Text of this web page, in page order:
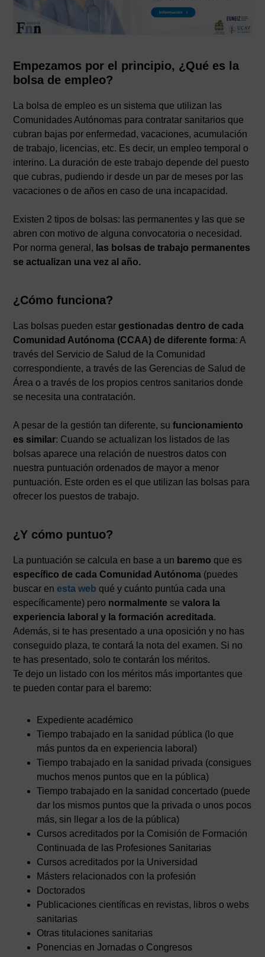
Empezamos por el principio, ¿Qué es la
bolsa de empleo?
La bolsa de empleo es un sistema que utilizan las
Comunidades Autónomas para contratar sanitarios que
cubran bajas por enfermedad, vacaciones, acumulación
de trabajo, licencias, etc. Es decir, un empleo temporal o
interino. La duración de este trabajo depende del puesto
que cubras, pudiendo ir desde un par de meses por las
vacaciones o de años en caso de una incapacidad.
Existen 2 tipos de bolsas: las permanentes y las que se
abren con motivo de alguna convocatoria o necesidad.
Por norma general, las bolsas de trabajo permanentes
se actualizan una vez al año.
¿Cómo funciona?
Las bolsas pueden estargestionadas dentro de cada
Comunidad Autónoma (CCAA) de diferente forma: A
través del Servicio de Salud de la Comunidad
correspondiente, a través de las Gerencias de Salud de
Área o a través de los propios centros sanitarios donde
se necesita una contratación.
A pesar de la gestión tan diferente, sufuncionamiento
es similar: Cuando se actualizan los listados de las
bolsas aparece una relación de nuestros datos con
nuestra puntuación ordenados de mayor a menor
puntuación. Este orden es el que utilizan las bolsas para
ofrecer los puestos de trabajo.
¿Y cómo puntuo?
La puntuación se calcula en base a un baremo que es
específico de cada Comunidad Autónoma (puedes
buscar enesta web qué y cuánto puntúa cada una
específicamente) pero normalmente sevalora la
experiencia laboral y la formación acreditada.
Además, si te has presentado a una oposición y no has
conseguido plaza, te contará la nota del examen. Si no
te has presentado, solo te contarán los méritos.
Te dejo un listado con los méritos más importantes que
te pueden contar para el baremo:
Expediente académico
Tiempo trabajado en la sanidad pública (lo que
más puntos da en experiencia laboral)
Tiempo trabajado en la sanidad privada (consigues
muchos menos puntos que en la pública)
Tiempo trabajado en la sanidad concertado (puede
dar los mismos puntos que la privada o unos pocos
más, sin llegar a los de la pública)
Cursos acreditados por la Comisión de Formación
Continuada de las Profesiones Sanitarias
Cursos acreditados por la Universidad
Másters relacionados con la profesión
Doctorados
Publicaciones científicas en revistas, libros o webs
sanitarias
Otras titulaciones sanitarias
Ponencias en Jornadas o Congresos